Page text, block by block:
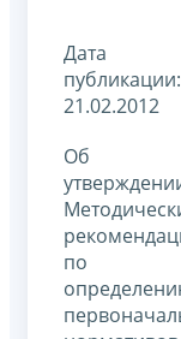
Дата
публикации:
21.02.2012
Об
по